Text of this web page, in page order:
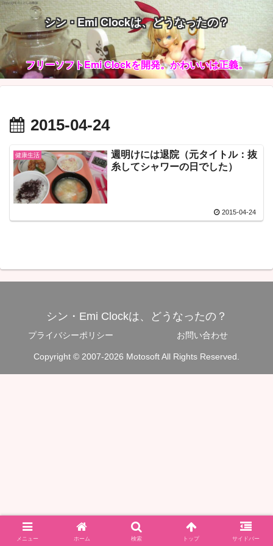
シン・Emi Clockは、どうなったの？
フリーソフトEmi Clockを開発。かわいいは正義。
2015-04-24
健康生活
週明けには退院（元タイトル：抜
糸してシャワーの日でした）
2015-04-24
シン・Emi Clockは、どうなったの？
プライバシーポリシー お問い合わせ
Copyright © 2007-2026 Motosoft All Rights Reserved.
メニュー ホーム 検索 トップ サイドバー